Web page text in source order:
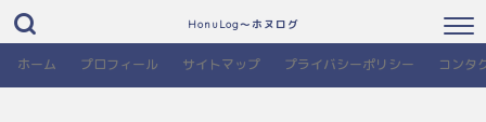
HonuLog～ホヌログ
ホーム プロフィール サイトマップ プライバシーポリシー コンタ